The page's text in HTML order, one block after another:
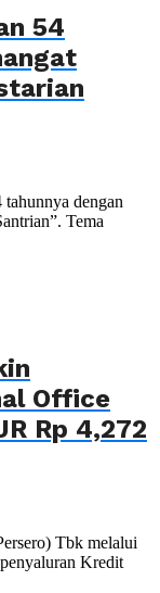
54
dengan
Tema
Office
Rp 4,272
Tbk melalui
Kredit